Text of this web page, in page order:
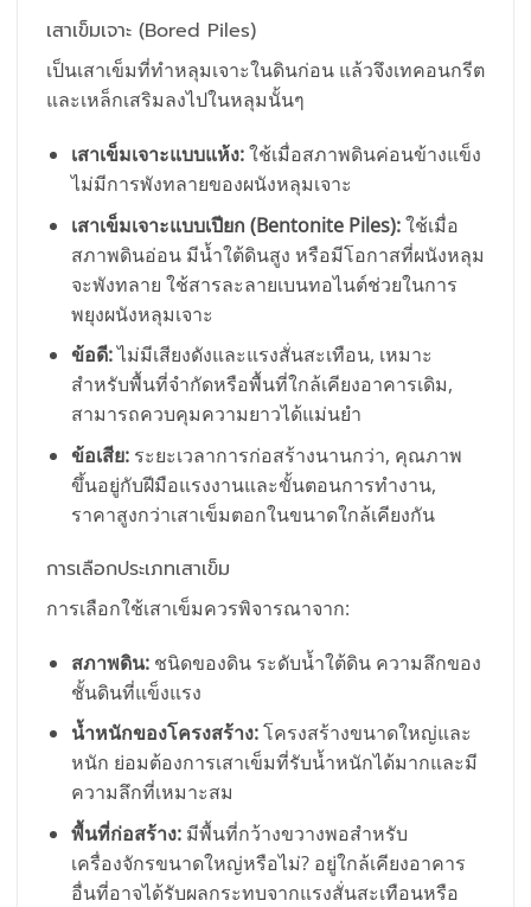
เสาเข็มเจาะ (Bored Piles)
เป็นเสาเข็มที่ทำหลุมเจาะในดินก่อน แล้วจึงเทคอนกรีต
และเหล็กเสริมลงไปในหลุมนั้นๆ
เสาเข็มเจาะแบบแห้ง:ใช้เมื่อสภาพดินค่อนข้างแข็ง
ไม่มีการพังทลายของผนังหลุมเจาะ
เสาเข็มเจาะแบบเปียก (Bentonite Piles):ใช้เมื่อ
สภาพดินอ่อน มีน้ำใต้ดินสูง หรือมีโอกาสที่ผนังหลุม
จะพังทลาย ใช้สารละลายเบนทอไนต์ช่วยในการ
พยุงผนังหลุมเจาะ
ข้อดี:ไม่มีเสียงดังและแรงสั่นสะเทือน, เหมาะ
สำหรับพื้นที่จำกัดหรือพื้นที่ใกล้เคียงอาคารเดิม,
สามารถควบคุมความยาวได้แม่นยำ
ข้อเสีย:ระยะเวลาการก่อสร้างนานกว่า, คุณภาพ
ขึ้นอยู่กับฝีมือแรงงานและขั้นตอนการทำงาน,
ราคาสูงกว่าเสาเข็มตอกในขนาดใกล้เคียงกัน
การเลือกประเภทเสาเข็ม
การเลือกใช้เสาเข็มควรพิจารณาจาก:
สภาพดิน:ชนิดของดิน ระดับน้ำใต้ดิน ความลึกของ
ชั้นดินที่แข็งแรง
น้ำหนักของโครงสร้าง:โครงสร้างขนาดใหญ่และ
หนัก ย่อมต้องการเสาเข็มที่รับน้ำหนักได้มากและมี
ความลึกที่เหมาะสม
พื้นที่ก่อสร้าง:มีพื้นที่กว้างขวางพอสำหรับ
เครื่องจักรขนาดใหญ่หรือไม่? อยู่ใกล้เคียงอาคาร
อื่นที่อาจได้รับผลกระทบจากแรงสั่นสะเทือนหรือ